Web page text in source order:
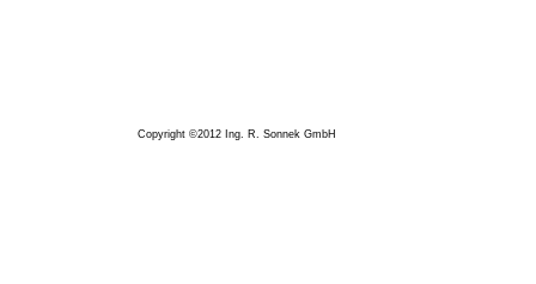
Copyright ©2012 Ing. R. Sonnek GmbH